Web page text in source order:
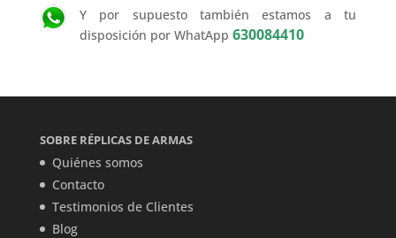
Y por supuesto también estamos a tu
disposición por WhatApp 630084410
SOBRE RÉPLICAS DE ARMAS
Quiénes somos
Contacto
Testimonios de Clientes
Blog